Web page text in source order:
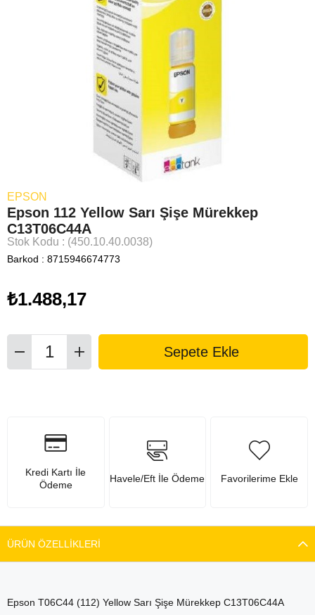
EPSON
Epson 112 Yellow Sarı Şişe Mürekkep
C13T06C44A
Stok Kodu (450.10.40.0038)
Barkod : 8715946674773
₺1.488,17
Kredi Kartı İle
Ödeme
Havele/Eft İle Ödeme Favorilerime Ekle
ÜRÜN ÖZELLIKLERI
Epson T06C44 (112) Yellow Sarı Şişe Mürekkep C13T06C44A